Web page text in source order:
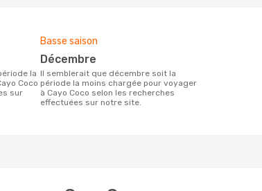
Coco
sur
Basse saison
décembre
Il semblerait que décembre soit la
période la moins chargée pour voyager
à Cayo Coco selon les recherches
effectuées sur notre site.